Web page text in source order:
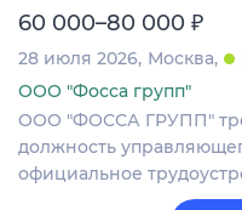
60 000–80 000 ₽
28 июля 2026 Москва
ООО "Фосса групп"
ООО "ФОССА ГРУПП"
должность
официальное